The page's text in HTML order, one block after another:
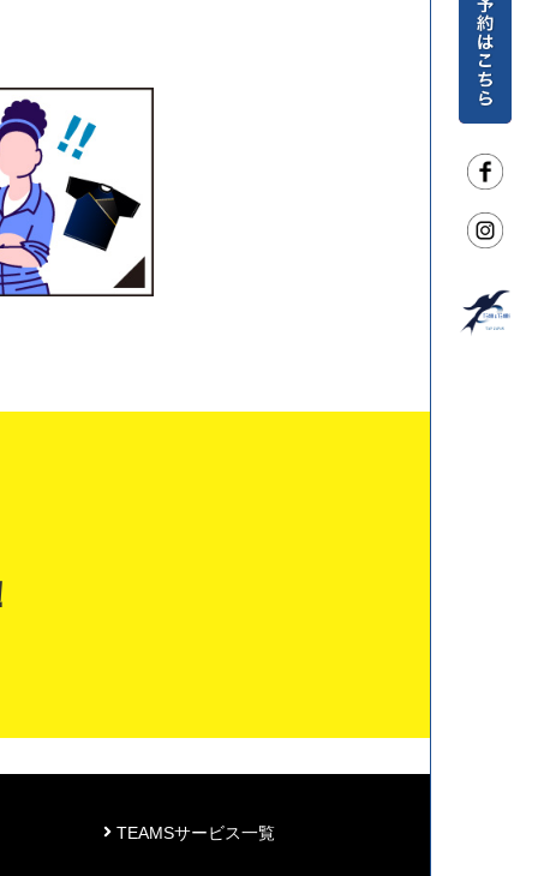
TEAMSサービス一覧